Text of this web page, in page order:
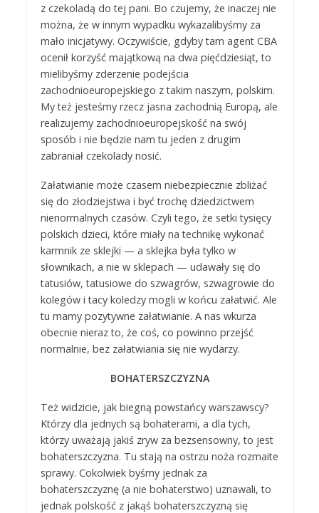
z czekoladą do tej pani. Bo czujemy, że inaczej nie
można, że w innym wypadku wykazalibyśmy za
mało inicjatywy. Oczywiście, gdyby tam agent CBA
ocenił korzyść majątkową na dwa pięćdziesiąt, to
mielibyśmy zderzenie podejścia
zachodnioeuropejskiego z takim naszym, polskim.
My też jesteśmy rzecz jasna zachodnią Europą, ale
realizujemy zachodnioeuropejskość na swój
sposób i nie będzie nam tu jeden z drugim
zabraniał czekolady nosić.
Załatwianie może czasem niebezpiecznie zbliżać
się do złodziejstwa i być trochę dziedzictwem
nienormalnych czasów. Czyli tego, że setki tysięcy
polskich dzieci, które miały na technikę wykonać
karmnik ze sklejki — a sklejka była tylko w
słownikach, a nie w sklepach — udawały się do
tatusiów, tatusiowe do szwagrów, szwagrowie do
kolegów i tacy koledzy mogli w końcu załatwić. Ale
tu mamy pozytywne załatwianie. A nas wkurza
obecnie nieraz to, że coś, co powinno przejść
normalnie, bez załatwiania się nie wydarzy.
BOHATERSZCZYZNA
Też widzicie, jak biegną powstańcy warszawscy?
Którzy dla jednych są bohaterami, a dla tych,
którzy uważają jakiś zryw za bezsensowny, to jest
bohaterszczyzna. Tu stają na ostrzu noża rozmaite
sprawy. Cokolwiek byśmy jednak za
bohaterszczyznę (a nie bohaterstwo) uznawali, to
jednak polskość z jakąś bohaterszczyzną się